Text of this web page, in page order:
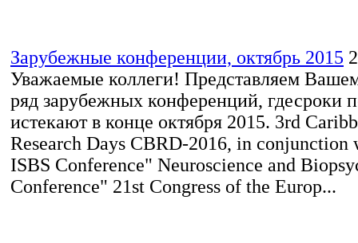
Зарубежные конференции, октябрь 2015
Уважаемые коллеги! Представляем
ряд зарубежных конференций, гдесроки
истекают в конце октября 2015. 3rd
Research Days CBRD-2016, in conjunction
ISBS Conference" Neuroscience and
Conference" 21st Congress of the Europ...